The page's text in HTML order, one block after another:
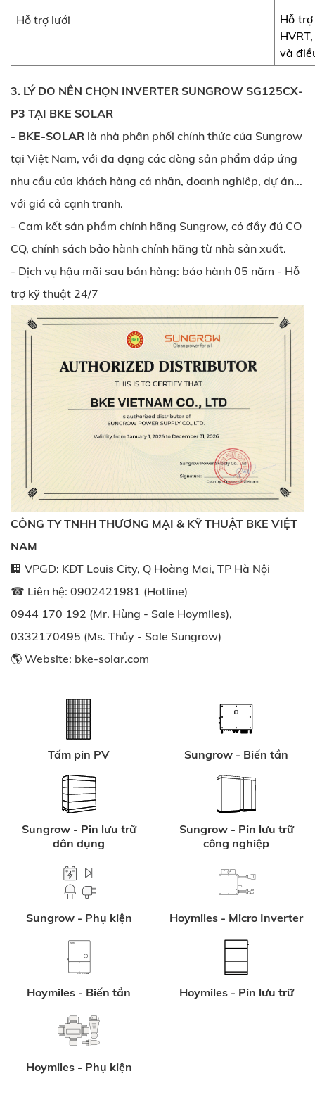
Hỗ trợ lưới
Hỗ
và
3. LÝ DO NÊN CHỌN INVERTER SUNGROW SG125CX-
P3 TẠI BKE SOLAR
- BKE-SOLAR là nhà phân phối chính thức của Sungrow
tại Việt Nam, với đa dạng các dòng sản phẩm đáp ứng
nhu cầu của khách hàng cá nhân, doanh nghiêp, dự án...
với giá cả cạnh tranh.
- Cam kết sản phẩm chính hãng Sungrow, có đầy đủ CO
CQ, chính sách bảo hành chính hãng từ nhà sản xuất.
- Dịch vụ hậu mãi sau bán hàng: bảo hành 05 năm - Hỗ
trợ kỹ thuật 24/7
CÔNG TY TNHH THƯƠNG MẠI & KỸ THUẬT BKE VIỆT
NAM
🏢 VPGD: KĐT Louis City, Q Hoàng Mai, TP Hà Nội
☎ Liên hệ: 0902421981 (Hotline)
0944 170 192 (Mr. Hùng - Sale Hoymiles),
0332170495 (Ms. Thủy - Sale Sungrow)
🌎 Website: bke-solar.com
Tấm pin PV Sungrow - Biến tần
Sungrow - Pin lưu trữ
dân dụng
Sungrow - Pin lưu trữ
công nghiệp
Sungrow - Phụ kiện Hoymiles - Micro Inverter
Hoymiles - Biến tần Hoymiles - Pin lưu trữ
Hoymiles - Phụ kiện